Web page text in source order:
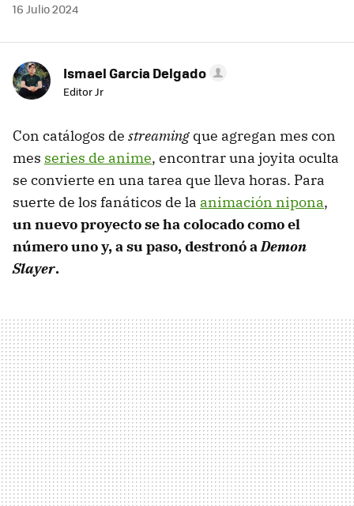
16 Julio 2024
Ismael Garcia Delgado
Editor Jr
Con catálogos de streaming que agregan mes con
mes series de anime, encontrar una joyita oculta
se convierte en una tarea que lleva horas. Para
suerte de los fanáticos de la animación nipona,
un nuevo proyecto se ha colocado como el
número uno y, a su paso, destronó aDemon
Slayer.